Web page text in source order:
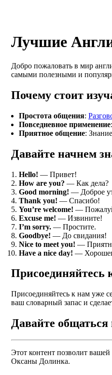
Лучшие
Добро пожаловать в мир
самыми полезными и
Почему стоит
Простота общения:
Повседневное применение
Приятное общение:
Давайте начнем
Hello! — Привет!
How are you? — Как дела?
Good morning! — Доброе
Thank you! — Спасибо!
You’re welcome! —
Excuse me! — Извините!
I’m sorry. — Простите.
Goodbye! — До свидания!
Nice to meet you! —
Have a nice day! —
Присоединяйтесь к нам уже
ваш словарный запас и
Давайте
Этот контент позволит
Оксаны Долинка.